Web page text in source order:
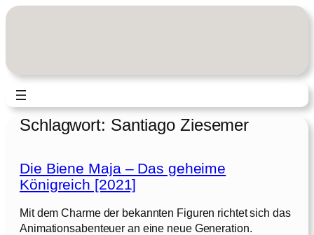
Zum
Schlagwort: Santiago Ziesemer
Die Biene Maja – Das geheime
Königreich [2021]
Mit dem Charme der bekannten Figuren richtet sich das
Animationsabenteuer an eine neue Generation.